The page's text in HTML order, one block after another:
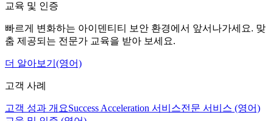
교육 및 인증
빠르게 변화하는 아이덴티티 보안 환경에서 앞서나가세요. 맞
춤 제공되는 전문가 교육을 받아 보세요.
더 알아보기(영어)
고객 사례
고객 성과 개요Success Acceleration 서비스전문 서비스 (영어)